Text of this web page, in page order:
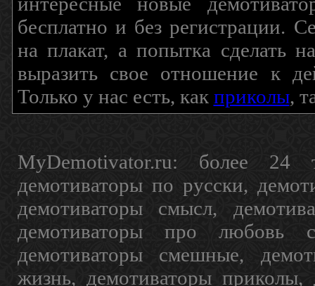
бесплатно и без регистрации.
на плакат, а попытка
выразить свое отношение к
Только у нас есть, как приколы,
MyDemotivator.ru: более 24
демотиваторы по русски,
демотиваторы смысл,
демотиваторы про любовь
демотиваторы смешные,
жизнь, демотиваторы приколы,